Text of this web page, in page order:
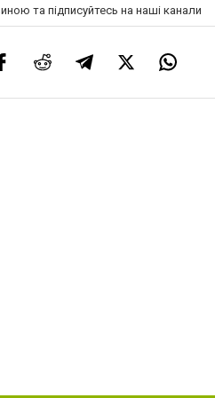
та підписуйтесь на наші канали